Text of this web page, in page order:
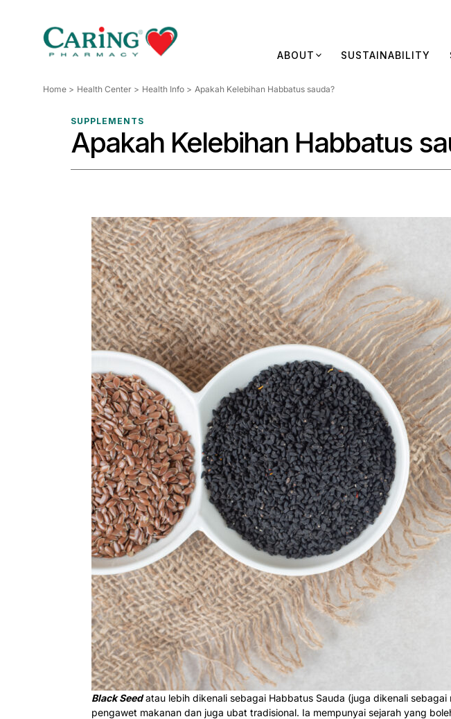
ABOUT SUSTAINABILITY
Home Health Center Health Info Apakah Kelebihan Habbatus sauda?
SUPPLEMENTS
Apakah Kelebihan Habbatus
Black Seed atau lebih dikenali sebagai Habbatus Sauda (juga dikenali
pengawet makanan dan juga ubat tradisional. Ia mempunyai sejarah yang